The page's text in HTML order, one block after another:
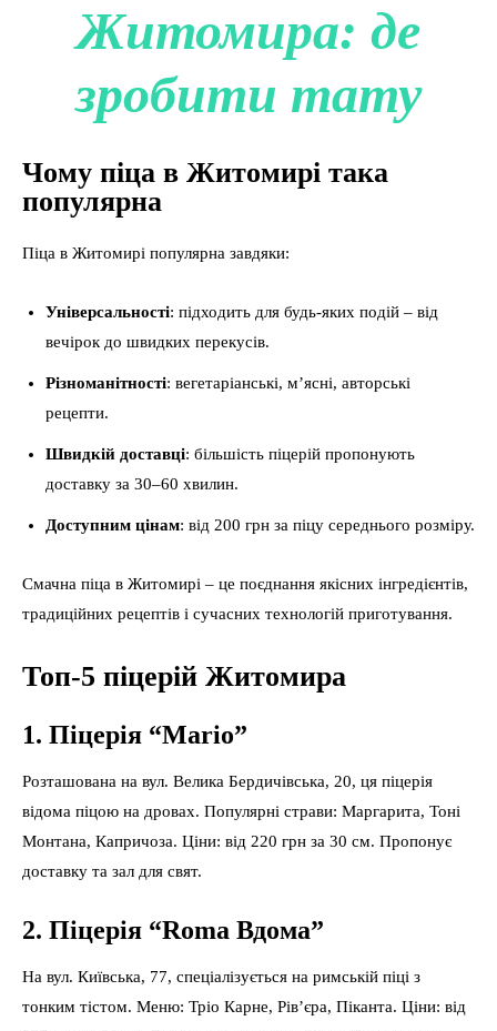
Житомира: де
зробити тату
Чому піца в Житомирі така
популярна
Піца в Житомирі популярна завдяки:
Універсальності: підходить для будь-яких подій – від
вечірок до швидких перекусів.
Різноманітності: вегетаріанські, м’ясні, авторські
рецепти.
Швидкій доставці: більшість піцерій пропонують
доставку за 30–60 хвилин.
Доступним цінам: від 200 грн за піцу середнього розміру.
Смачна піца в Житомирі – це поєднання якісних інгредієнтів,
традиційних рецептів і сучасних технологій приготування.
Топ-5 піцерій Житомира
1. Піцерія “Mario”
Розташована на вул. Велика Бердичівська, 20, ця піцерія
відома піцою на дровах. Популярні страви: Маргарита, Тоні
Монтана, Капричоза. Ціни: від 220 грн за 30 см. Пропонує
доставку та зал для свят.
2. Піцерія “Roma Вдома”
На вул. Київська, 77, спеціалізується на римській піці з
тонким тістом. Меню: Тріо Карне, Рів’єра, Піканта. Ціни: від